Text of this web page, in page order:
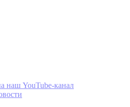
наш YouTube-канал